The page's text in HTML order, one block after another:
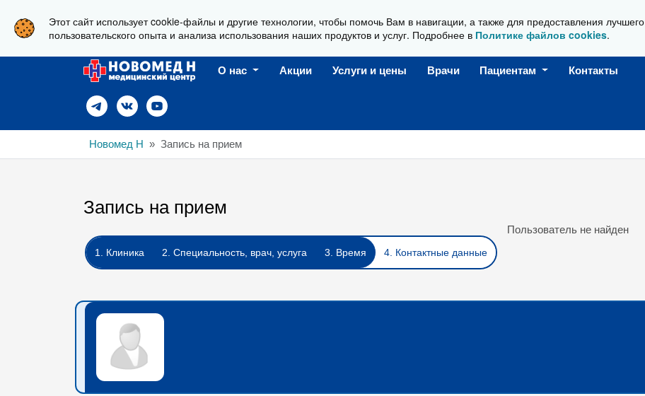
Этот сайт использует cookie-файлы и другие технологии, чтобы помочь Вам в навигации, а также для предоставления лучшего
пользовательского опыта и анализа использования наших продуктов и услуг. Подробнее в Политике файлов cookies.
г. Новороссийск, ул. Пионерская, 23 Ежедневно, с 08:00 до 20:00
О нас Акции Услуги и цены Врачи Пациентам Контакты
Новомед Н Запись на прием
Запись на прием
1. Клиника 2. Специальность, врач, услуга 3. Время 4. Контактные данные
Пользователь не найден